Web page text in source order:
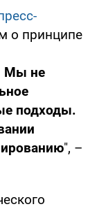
о принципе
Мы не
подходы.
", –